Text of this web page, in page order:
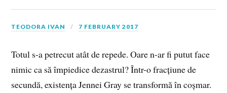
TEODORA IVAN 7 FEBRUARY 2017
Totul s-a petrecut atât de repede. Oare n-ar fi putut face
nimic ca să împiedice dezastrul? Într-o fracțiune de
secundă, existența Jennei Gray se transformă în coșmar.